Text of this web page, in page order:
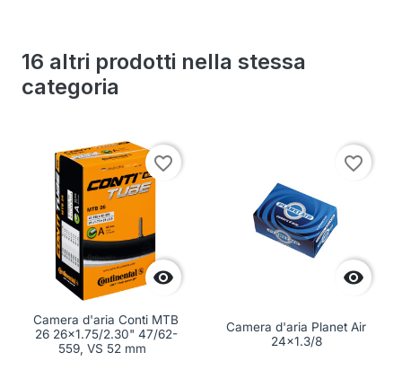
16 altri prodotti nella stessa
categoria

favorite_border
Camera d'aria Conti MTB
26 26x1.75/2.30" 47/62-
559, VS 52 mm

favorite_border
Camera d'aria Planet Air
24x1.3/8